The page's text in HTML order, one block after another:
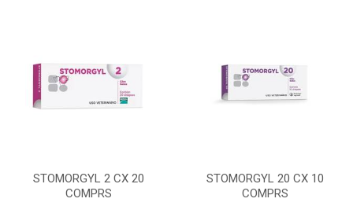
STOMORGYL 2 CX 20
COMPRS
STOMORGYL 20 CX 10
COMPRS